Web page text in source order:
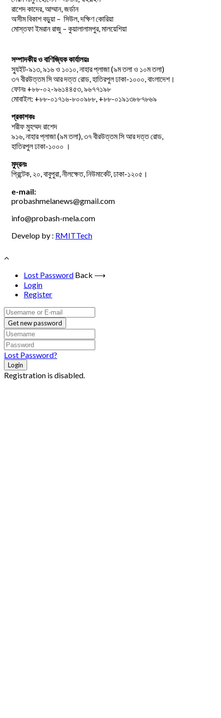
রাশেদ কাদের, আম্মান, জর্ডান
অসীম বিকাশ বড়ুয়া – সিউল, দক্ষিণ কোরিয়া
মোস্তফা ইমরান রাজু – কুয়ালালামপুর, মালয়েশিয়া
সম্পাদকীয় ও বাণিজ্যিক কার্যালয়ঃ
স্যুইট-৯১৩, ৯১৬ ও ১০১০, নাহার প্লাজা (৯ম তলা ও ১০ম তলা)
৩৭ বীরউত্তম সি আর দত্ত রোড, হাতিরপুল ঢাকা-১০০০, বাংলাদেশ।
ফোনঃ +৮৮-০২-৯৬১৪৪৫৩, ৯৬৭৭১৯৮
মোবাইল: +৮৮-০১৭১৬-৮০০৯৮৮, +৮৮-০১৯১৩৮৮৭৮৬৯
প্রকাশকঃ
শরীফ মুহম্মদ রাশেদ
৯১৬, নাহার প্লাজা (৯ম তলা), ৩৭ বীরউত্তম সি আর দত্ত রোড,
হাতিরপুল ঢাকা-১০০০ ।
মুদ্রনঃ
প্রিন্টেক, ২০, বাবুপুরা, নীলক্ষেত, নিউমার্কেট, ঢাকা-১২০৫।
e-mail:
probashmelanews@gmail.com
info@probash-mela.com
Develop by : RMITTech
Lost Password Back ⟶
Login
Register
Get new password
Lost Password?
Login
Registration is disabled.